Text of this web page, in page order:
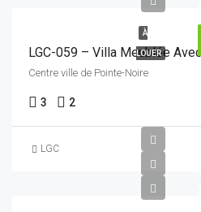
À
LOUER
Centre ville de Pointe-Noire
3 2
LGC